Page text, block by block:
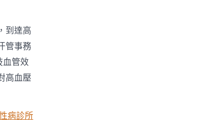
到達高
管事務
血管效
高血壓
病診所